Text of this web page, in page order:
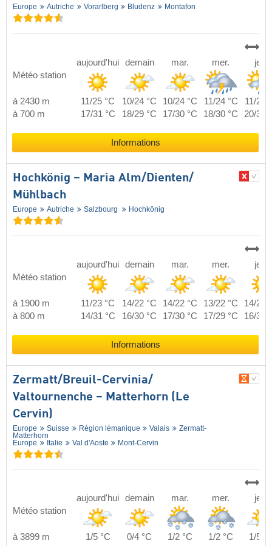
Europe Autriche Vorarlberg Bludenz Montafon
Météo station
aujourd'hui demain mar. mer. jeu.
à 2430 m 11/25 °C 10/24 °C 10/24 °C 11/24 °C
11/25
à 700 m
17/31 °C 18/29 °C 17/30 °C 18/30 °C 20/30
Informations
Hochkönig – Maria Alm/​Dienten/​
Mühlbach
Europe Autriche Salzbourg Hochkönig
Météo station
aujourd'hui demain mar. mer. jeu.
à 1900 m 11/23 °C 14/22 °C 14/22 °C 13/22 °C
14/22
à 800 m
14/31 °C 16/30 °C 17/30 °C 17/29 °C 16/30
Informations
Zermatt/​Breuil-Cervinia/​
Valtournenche – Matterhorn (Le
Cervin)
Europe Suisse Région lémanique Valais
Zermatt-
Matterhorn
Europe
Italie Val d'Aoste Mont-Cervin
Météo station
aujourd'hui demain mar. mer. jeu.
à 3899 m 1/5 °C 0/4 °C 1/2 °C 1/2 °C
1/5